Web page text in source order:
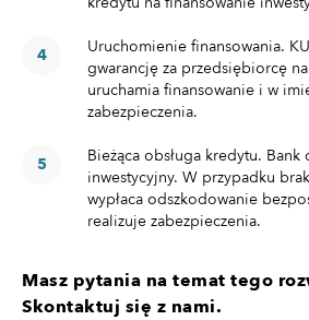
Uruchomienie finansowania.
gwarancję za przedsiębiorcę
uruchamia finansowanie i w
zabezpieczenia.
Bieżąca obsługa kredytu.
inwestycyjny. W przypadku
wypłaca odszkodowanie
realizuje zabezpieczenia.
Masz pytania na temat tego
Skontaktuj się z nami.